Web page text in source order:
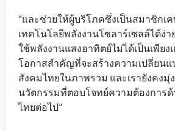
“และช่วยให้ผู้บริโภคซึ่งเป็นสมาชิกเ
เทคโนโลยีพลังงานโซลาร์เซลล์ได้ง่า
ใช้พลังงานแสงอาทิตย์ไม่ได้เป็นเพียง
โอกาสสำคัญที่จะสร้างความเปลี่ยนแ
สังคมไทยในภาพรวม และเรายังคง
นวัตกรรมที่ตอบโจทย์ความต้องการ
ไทยต่อไป”